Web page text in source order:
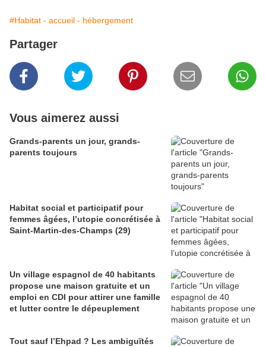
#Habitat - accueil - hébergement
Partager
Vous aimerez aussi
Grands-parents un jour, grands-
parents toujours
Habitat social et participatif pour
femmes âgées, l’utopie concrétisée à
Saint-Martin-des-Champs (29)
Un village espagnol de 40 habitants
propose une maison gratuite et un
emploi en CDI pour attirer une famille
et lutter contre le dépeuplement
Tout sauf l’Ehpad ? Les ambiguïtés